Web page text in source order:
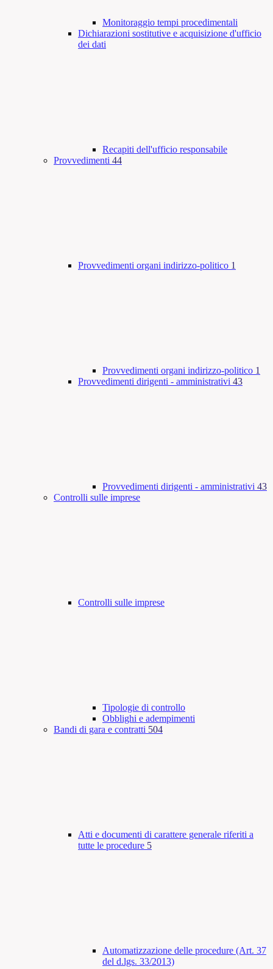
Monitoraggio tempi procedimentali
Dichiarazioni sostitutive e acquisizione d'ufficio
dei dati
Recapiti dell'ufficio responsabile
Provvedimenti 44
Provvedimenti organi indirizzo-politico 1
Provvedimenti organi indirizzo-politico 1
Provvedimenti dirigenti - amministrativi 43
Provvedimenti dirigenti - amministrativi 43
Controlli sulle imprese
Controlli sulle imprese
Tipologie di controllo
Obblighi e adempimenti
Bandi di gara e contratti 504
Atti e documenti di carattere generale riferiti a
tutte le procedure 5
Automatizzazione delle procedure (Art. 37
del d.lgs. 33/2013)